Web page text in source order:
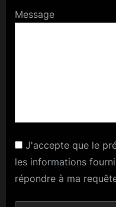
Message
J'accepte que le
les informations
répondre à ma